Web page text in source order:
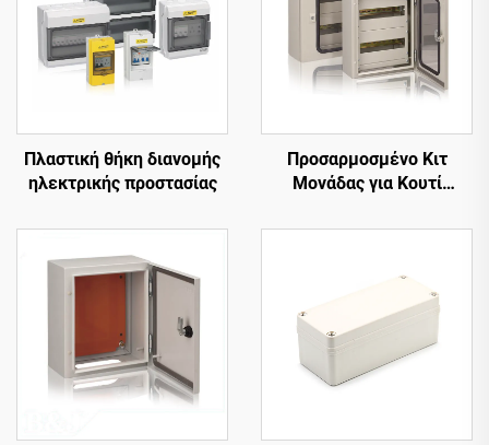
Πλαστική θήκη διανομής
ηλεκτρικής προστασίας
Προσαρμοσμένο Κιτ
Μονάδας για Κουτί
Εγκατάστασης